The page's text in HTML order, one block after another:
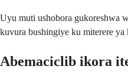
Uyu muti ushobora gukoreshwa
kuvura bushingiye ku miterere
Abemaciclib ikora